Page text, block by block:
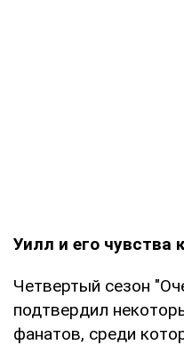
Уилл и его чувства
Четвертый сезон
подтвердил
фанатов, среди